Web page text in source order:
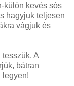
külön kevés sós
hagyjuk teljesen
vágjuk és
A
bátran
legyen!